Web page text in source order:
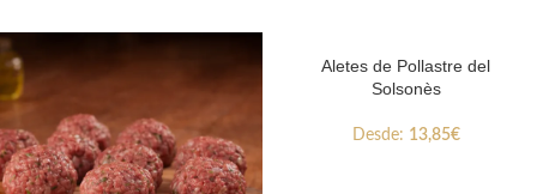
Aletes de Pollastre del
Solsonès
Desde: 13,85€